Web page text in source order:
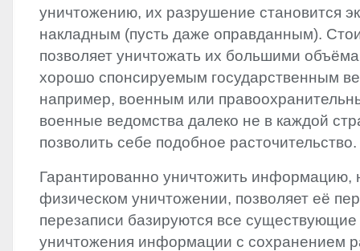
уничтожению, их разрушение становится
накладным (пусть даже оправданным).
позволяет уничтожать их большими
хорошо спонсируемым государственным
например, военным или
военные ведомства далеко не в каждой
позволить себе подобное расточительство.
Гарантированно уничтожить информацию,
физическом уничтожении, позволяет её
перезаписи базируются все
уничтожения информации с сохранением